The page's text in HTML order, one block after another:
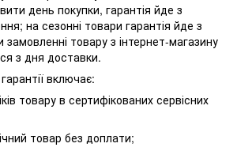
день покупки, гарантія йде з
на сезонні товари гарантія йде з
товару з інтернет-магазину
з дня доставки.
включає:
товару в сертифікованих сервісних
товар без доплати;